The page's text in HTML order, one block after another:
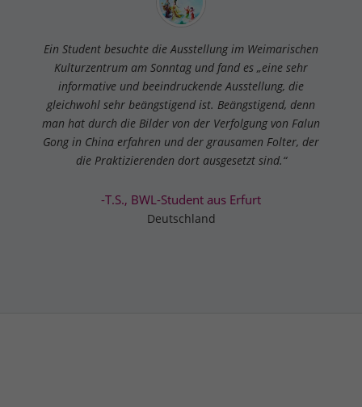
Ein Student besuchte die Ausstellung im Weimarischen
Kulturzentrum am Sonntag und fand es „eine sehr
informative und beeindruckende Ausstellung, die
gleichwohl sehr beängstigend ist. Beängstigend, denn
man hat durch die Bilder von der Verfolgung von Falun
Gong in China erfahren und der grausamen Folter, der
die Praktizierenden dort ausgesetzt sind.“
-T.S., BWL-Student aus Erfurt
Deutschland